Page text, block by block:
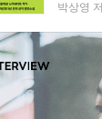
박상영 저